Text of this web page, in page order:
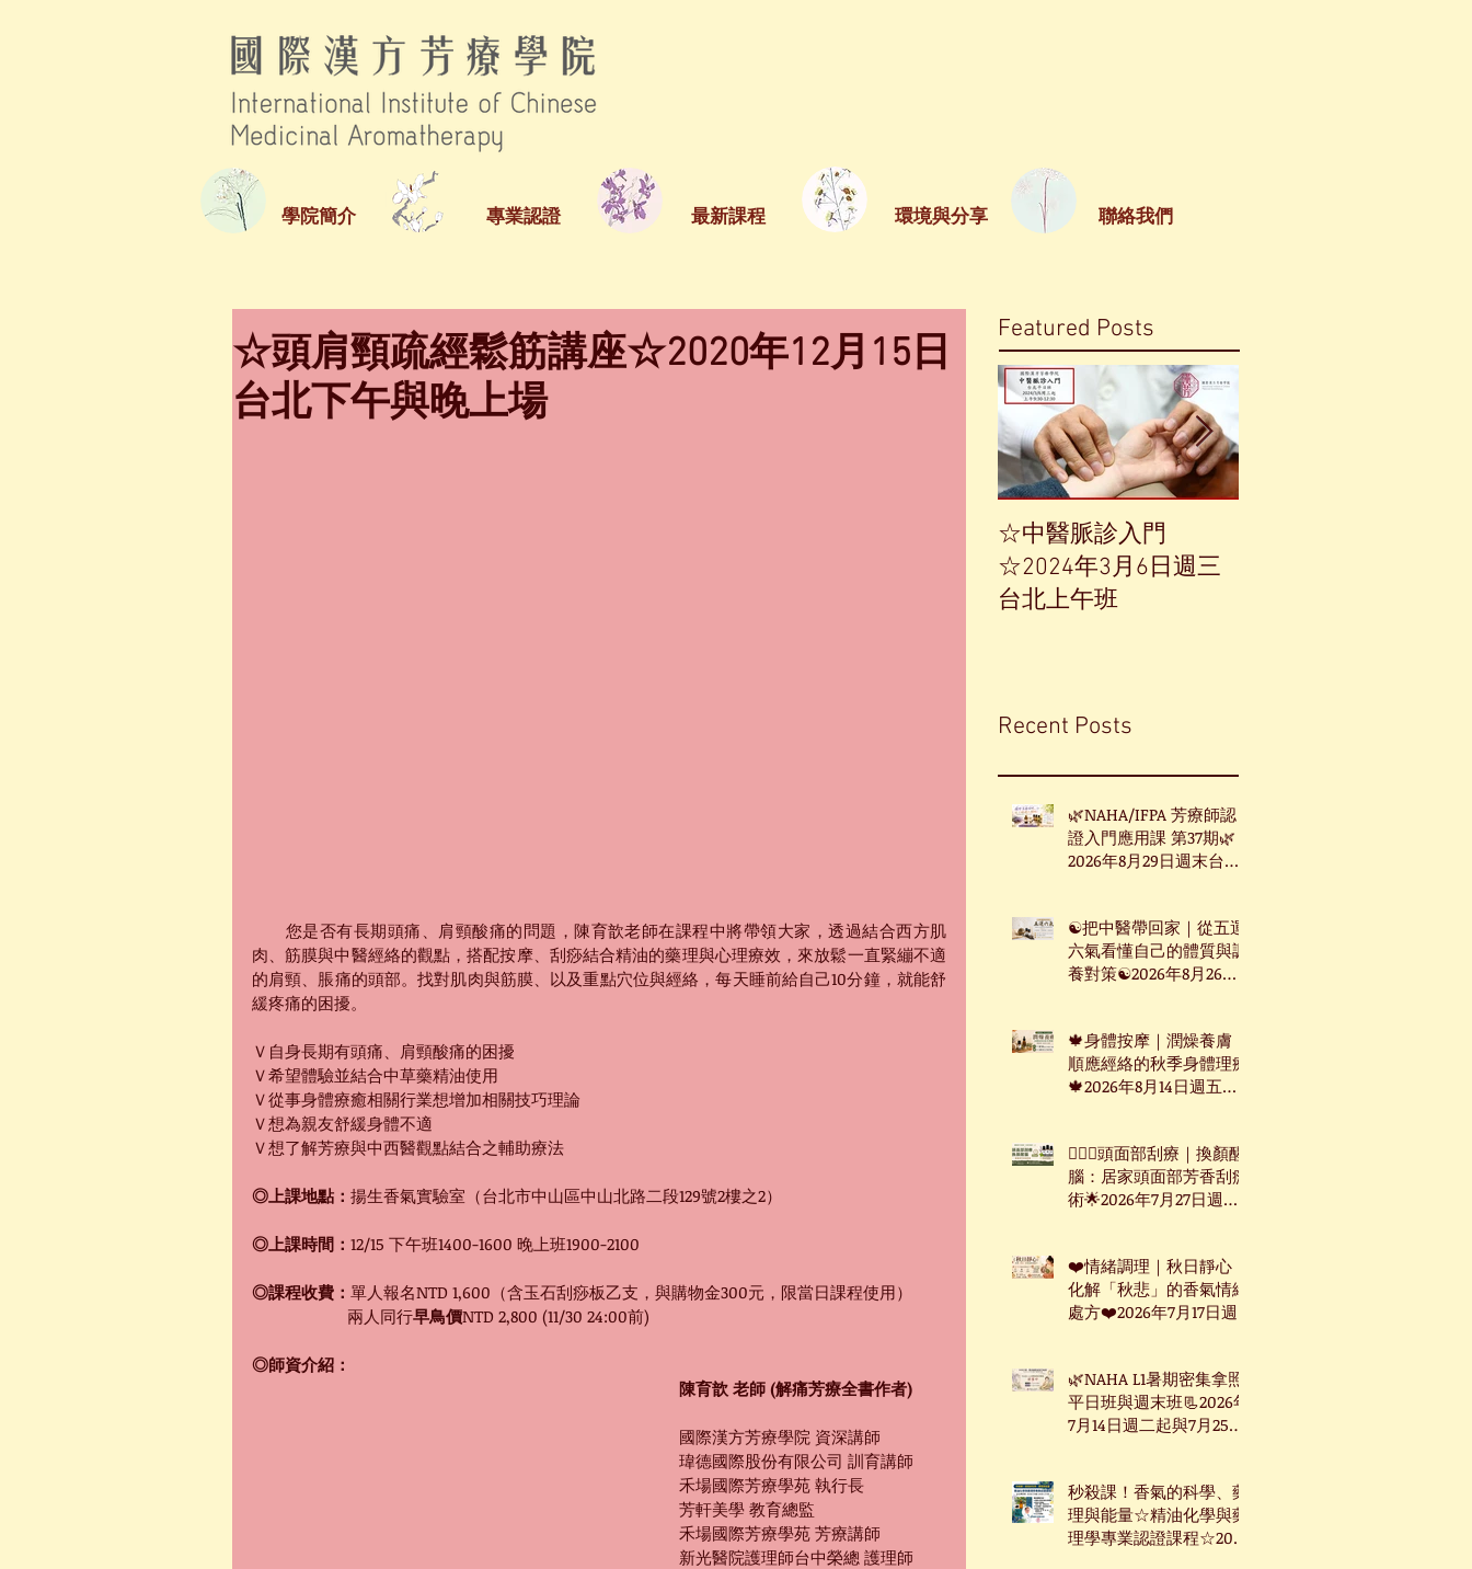
學院簡介 專業認證 最新課程 環境與分享 聯絡我們
☆頭肩頸疏經鬆筋講座☆2020年12月15日
台北下午與晚上場
您是否有長期頭痛、肩頸酸痛的問題，陳育歆老師在課程中將帶領大家，透過結合西方肌
肉、筋膜與中醫經絡的觀點，搭配按摩、刮痧結合精油的藥理與心理療效，來放鬆一直緊繃不適
的肩頸、脹痛的頭部。找對肌肉與筋膜、以及重點穴位與經絡，每天睡前給自己10分鐘，就能舒
緩疼痛的困擾。
Ｖ自身長期有頭痛、肩頸酸痛的困擾
Ｖ希望體驗並結合中草藥精油使用
Ｖ從事身體療癒相關行業想增加相關技巧理論
Ｖ想為親友舒緩身體不適
Ｖ想了解芳療與中西醫觀點結合之輔助療法
◎上課地點： 揚生香氣實驗室（台北市中山區中山北路二段129號2樓之2）
◎上課時間： 12/15 下午班1400-1600 晚上班1900-2100
◎課程收費： 單人報名NTD 1,600（含玉石刮痧板乙支，與購物金300元 ， 限當日課程使用）
兩人同行早鳥價NTD 2,800 (11/30 24:00前)
◎師資介紹：
陳育歆 老師 (解痛芳療全書作者)
國際漢方芳療學院 資深講師
瑋德國際股份有限公司 訓育講師
禾場國際芳療學苑 執行長
芳軒美學 教育總監
禾場國際芳療學苑 芳療講師
新光醫院護理師台中榮總 護理師
Featured Posts
☆中醫脈診入門
☆2024年3月6日週三
台北上午班
Recent Posts
🌿NAHA/IFPA 芳療師認
證入門應用課 第37期🌿
2026年8月29日週末台北
☯把中醫帶回家｜從五運
六氣看懂自己的體質與調
養對策☯2026年8月26日
🍁身體按摩｜潤燥養膚：
順應經絡的秋季身體理療
🍁2026年8月14日週五台
🧖🏻‍♀️頭面部刮療｜換顏醒
腦：居家頭面部芳香刮痧
術🌟2026年7月27日週一
❤️情緒調理｜秋日靜心：
化解「秋悲」的香氣情緒
處方❤️2026年7月17日週
🌿NAHA L1暑期密集拿照
平日班與週末班📃2026年
7月14日週二起與7月25日
秒殺課！香氣的科學、藥
理與能量☆精油化學與藥
理學專業認證課程☆2026